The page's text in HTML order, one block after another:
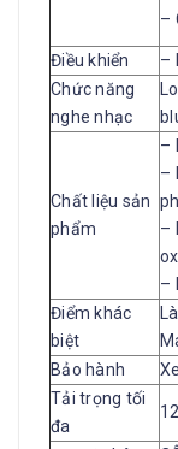
–
Điều khiển
–
Chức năng
nghe nhạc
Chất liệu sản
phẩm
–
–
–
–
Điểm khác
biệt
Bảo hành
Tải trọng tối
đa